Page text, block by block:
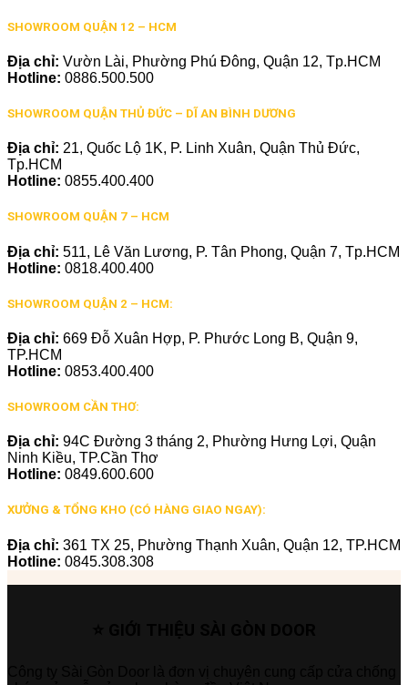
SHOWROOM QUẬN 12 – HCM
Địa chỉ: Vườn Lài, Phường Phú Đông, Quận 12, Tp.HCM
Hotline: 0886.500.500
SHOWROOM QUẬN THỦ ĐỨC – DĨ AN BÌNH DƯƠNG
Địa chỉ: 21, Quốc Lộ 1K, P. Linh Xuân, Quận Thủ Đức,
Tp.HCM
Hotline: 0855.400.400
SHOWROOM QUẬN 7 – HCM
Địa chỉ: 511, Lê Văn Lương, P. Tân Phong, Quận 7, Tp.HCM
Hotline: 0818.400.400
SHOWROOM QUẬN 2 – HCM:
Địa chỉ: 669 Đỗ Xuân Hợp, P. Phước Long B, Quận 9,
TP.HCM
Hotline: 0853.400.400
SHOWROOM CẦN THƠ:
Địa chỉ: 94C Đường 3 tháng 2, Phường Hưng Lợi, Quận
Ninh Kiều, TP.Cần Thơ
Hotline: 0849.600.600
XƯỞNG & TỔNG KHO (CÓ HÀNG GIAO NGAY):
Địa chỉ: 361 TX 25, Phường Thạnh Xuân, Quận 12, TP.HCM
Hotline: 0845.308.308